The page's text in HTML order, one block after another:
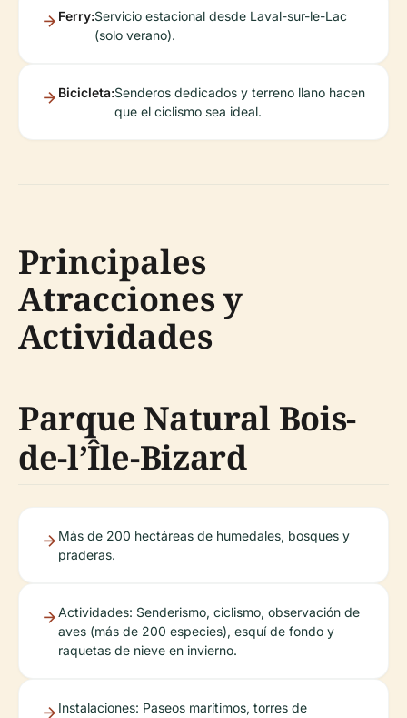
Ferry:Servicio estacional desde Laval-sur-le-Lac
(solo verano).
Bicicleta:Senderos dedicados y terreno llano hacen
que el ciclismo sea ideal.
Principales
Atracciones y
Actividades
Parque Natural Bois-
de-l’Île-Bizard
Más de 200 hectáreas de humedales, bosques y
praderas.
Actividades: Senderismo, ciclismo, observación de
aves (más de 200 especies), esquí de fondo y
raquetas de nieve en invierno.
Instalaciones: Paseos marítimos, torres de